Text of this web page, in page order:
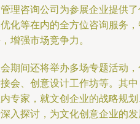
理咨询公司为参展企业提供
化等在内的全方位咨询服务
增强市场竞争力。
期间还将举办多场专题活动
会、创意设计工作坊等。其
专家，就文创企业的战略规
入探讨，为文化创意企业的发